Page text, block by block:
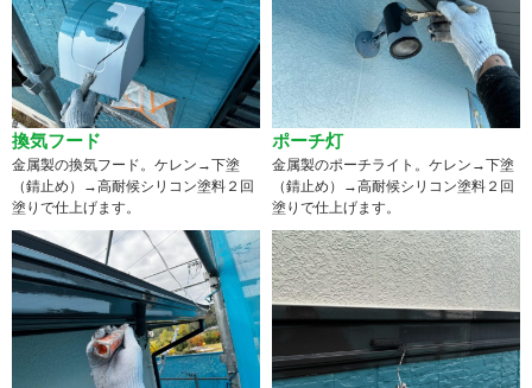
換気フード
金属製の換気フード。ケレン→下塗
（錆止め）→高耐候シリコン塗料２回
塗りで仕上げます。
ポーチ灯
金属製のポーチライト。ケレン→下塗
（錆止め）→高耐候シリコン塗料２回
塗りで仕上げます。